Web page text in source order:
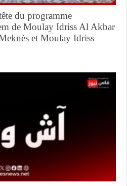
du programme
de Moulay Idriss Al Akbar
et Moulay Idriss